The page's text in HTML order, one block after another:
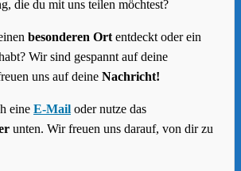
die du mit uns teilen möchtest?
besonderen Ort entdeckt oder ein
Wir sind gespannt auf deine
uns auf deine Nachricht!
eine E-Mail oder nutze das
unten. Wir freuen uns darauf, von dir zu